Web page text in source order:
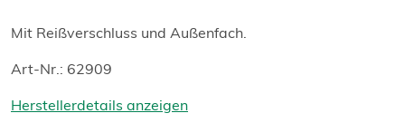
Mit Reißverschluss und Außenfach.
Art-Nr.: 62909
Herstellerdetails anzeigen